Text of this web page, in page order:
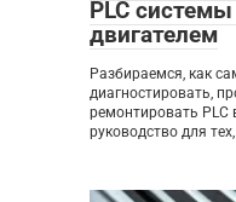
PLC
двигателем
Разбираемся, как
диагностировать,
ремонтировать PLC
руководство для тех,